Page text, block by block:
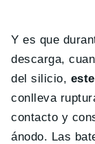
Y es que
descarga,
del silicio,
conlleva
contacto y
ánodo. Las